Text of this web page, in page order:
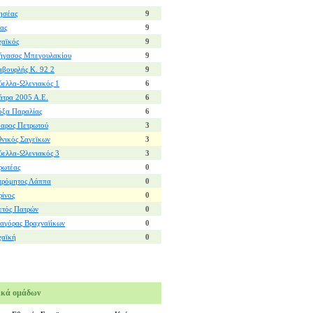
9
9
9
Μπεγουλακίου
9
Κ. 92 2
9
Ωλενιακός 1
6
2005 Α.Ε.
6
Παραλίας
6
Πετρωτού
3
Σαγεϊκων
3
Ωλενιακός 3
3
0
Λάππα
0
0
Πατρών
0
Βραχναϊίκων
0
0
ομάδων